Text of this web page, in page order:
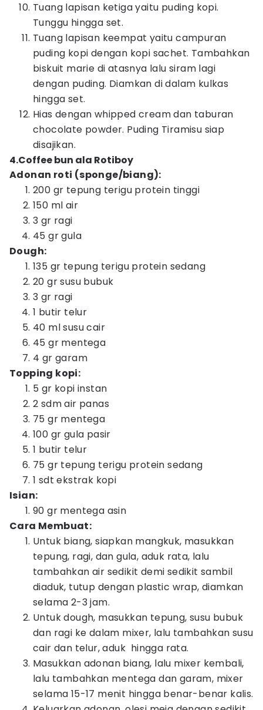
Tuang lapisan ketiga yaitu puding kopi.
Tunggu hingga set.
Tuang lapisan keempat yaitu campuran
puding kopi dengan kopi sachet. Tambahkan
biskuit marie di atasnya lalu siram lagi
dengan puding. Diamkan di dalam kulkas
hingga set.
Hias dengan whipped cream dan taburan
chocolate powder. Puding Tiramisu siap
disajikan.
4.Coffee bun ala Rotiboy
Adonan roti (sponge/biang):
200 gr tepung terigu protein tinggi
150 ml air
3 gr ragi
45 gr gula
Dough:
135 gr tepung terigu protein sedang
20 gr susu bubuk
3 gr ragi
1 butir telur
40 ml susu cair
45 gr mentega
4 gr garam
Topping kopi:
5 gr kopi instan
2 sdm air panas
75 gr mentega
100 gr gula pasir
1 butir telur
75 gr tepung terigu protein sedang
1 sdt ekstrak kopi
Isian:
90 gr mentega asin
Cara Membuat:
Untuk biang, siapkan mangkuk, masukkan
tepung, ragi, dan gula, aduk rata, lalu
tambahkan air sedikit demi sedikit sambil
diaduk, tutup dengan plastic wrap, diamkan
selama 2-3 jam.
Untuk dough, masukkan tepung, susu bubuk
dan ragi ke dalam mixer, lalu tambahkan susu
cair dan telur, aduk hingga rata.
Masukkan adonan biang, lalu mixer kembali,
lalu tambahkan mentega dan garam, mixer
selama 15-17 menit hingga benar-benar kalis.